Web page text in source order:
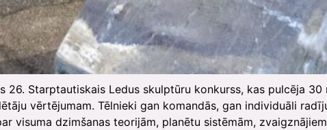
26. Starptautiskais Ledus skulptūru konkurss, kas pulcēja
vērtējumam. Tēlnieki gan komandās, gan individuāli
visuma dzimšanas teorijām, planētu sistēmām,